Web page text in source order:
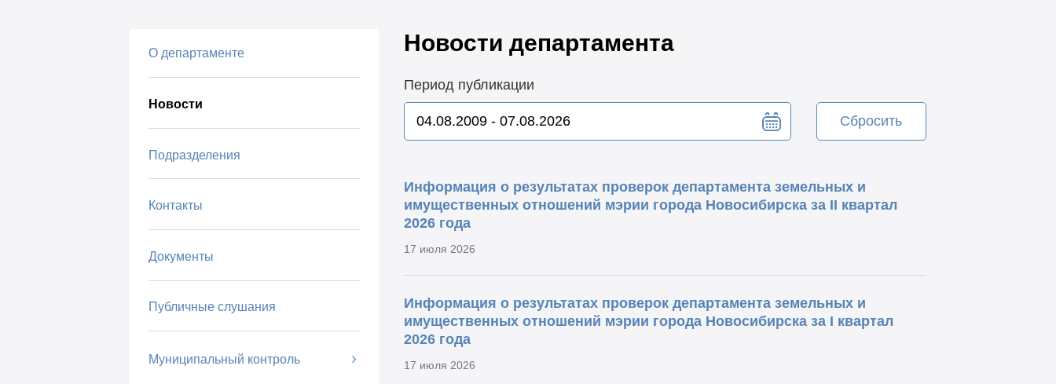
О департаменте
Новости
Подразделения
Контакты
Документы
Публичные слушания
Муниципальный контроль
Новости департамента
Период публикации
Сбросить
Информация о результатах проверок департамента земельных и
имущественных отношений мэрии города Новосибирска за II квартал
2026 года
17 июля 2026
Информация о результатах проверок департамента земельных и
имущественных отношений мэрии города Новосибирска за I квартал
2026 года
17 июля 2026